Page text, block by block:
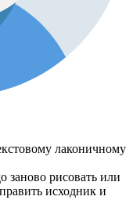
лаконичному
заново рисовать или
исходник и